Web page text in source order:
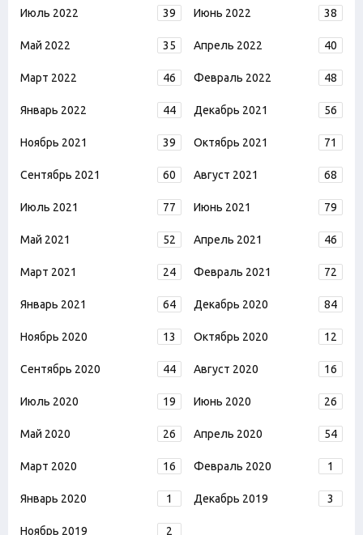
Июль 2022 39 Июнь 2022 38
Май 2022 35 Апрель 2022 40
Март 2022 46 Февраль 2022 48
Январь 2022 44 Декабрь 2021 56
Ноябрь 2021 39 Октябрь 2021 71
Сентябрь 2021 60 Август 2021 68
Июль 2021 77 Июнь 2021 79
Май 2021 52 Апрель 2021 46
Март 2021 24 Февраль 2021 72
Январь 2021 64 Декабрь 2020 84
Ноябрь 2020 13 Октябрь 2020 12
Сентябрь 2020 44 Август 2020 16
Июль 2020 19 Июнь 2020 26
Май 2020 26 Апрель 2020 54
Март 2020 16 Февраль 2020 1
Январь 2020 1 Декабрь 2019 3
Ноябрь 2019 2